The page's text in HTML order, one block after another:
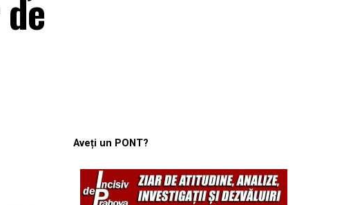
Aveți un PONT?